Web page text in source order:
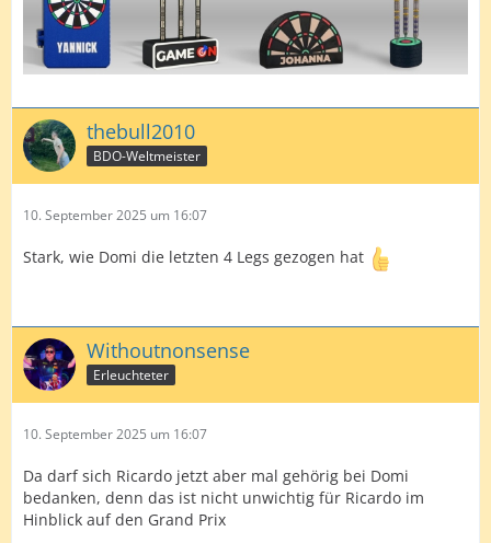
thebull2010
BDO-Weltmeister
10. September 2025 um 16:07
Stark, wie Domi die letzten 4 Legs gezogen hat
Withoutnonsense
Erleuchteter
10. September 2025 um 16:07
Da darf sich Ricardo jetzt aber mal gehörig bei Domi
bedanken, denn das ist nicht unwichtig für Ricardo im
Hinblick auf den Grand Prix